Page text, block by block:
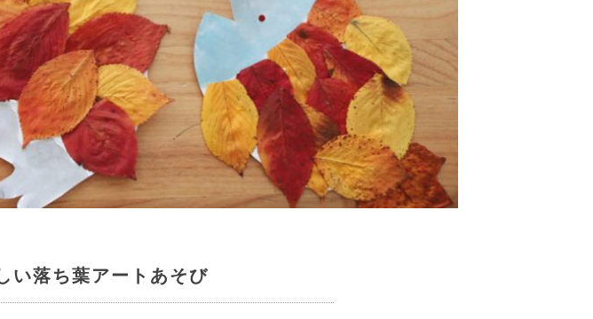
い落ち葉アートあそび